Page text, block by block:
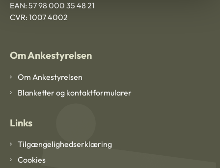
EAN: 57 98 000 35 48 21
CVR: 1007 4002
Om Ankestyrelsen
Om Ankestyrelsen
Blanketter og kontaktformularer
Links
Tilgængelighedserklæring
Cookies